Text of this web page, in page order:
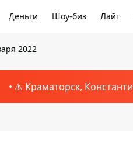
Деньги Шоу-биз Лайт
2022
⚠️ Краматорск,